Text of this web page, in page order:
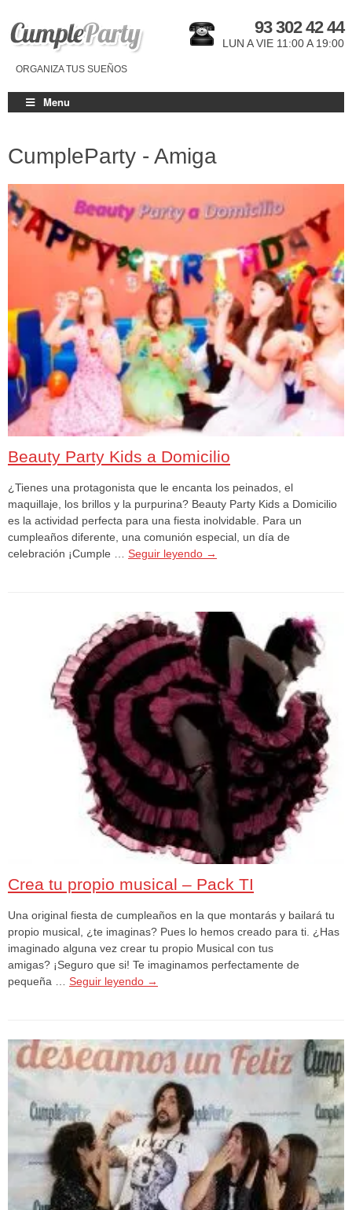
ORGANIZA TUS SUEÑOS
93 302 42 44
LUN A VIE 11:00 A 19:00
Menu
CumpleParty - Amiga
Beauty Party Kids a Domicilio
¿Tienes una protagonista que le encanta los peinados, el
maquillaje, los brillos y la purpurina? Beauty Party Kids a Domicilio
es la actividad perfecta para una fiesta inolvidable. Para un
cumpleaños diferente, una comunión especial, un día de
celebración ¡Cumple … Seguir leyendo →
Crea tu propio musical – Pack TI
Una original fiesta de cumpleaños en la que montarás y bailará tu
propio musical, ¿te imaginas? Pues lo hemos creado para ti. ¿Has
imaginado alguna vez crear tu propio Musical con tus
amigas? ¡Seguro que si! Te imaginamos perfectamente de
pequeña … Seguir leyendo →